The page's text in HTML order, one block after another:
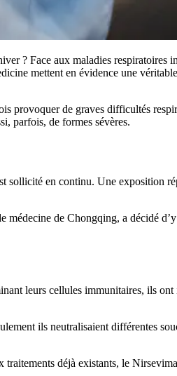
? Face aux maladies respiratoires
mettent en évidence une
provoquer de graves difficultés
parfois, de formes sévères.
sollicité en continu. Une exposition
de Chongqing, a décidé
leurs cellules immunitaires, ils
ils neutralisaient différentes
traitements déjà existants, le